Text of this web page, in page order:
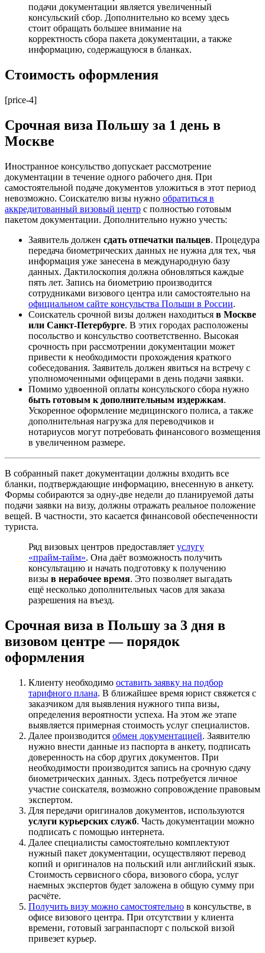
подачи документации является увеличенный
консульский сбор. Дополнительно ко всему здесь
стоит обращать большее внимание на
корректность сбора пакета документации, а также
информацию, содержащуюся в бланках.
Стоимость оформления
[price-4]
Срочная виза Польшу за 1 день в
Москве
Иностранное консульство допускает рассмотрение
документации в течение одного рабочего дня. При
самостоятельной подаче документов уложиться в этот период
невозможно. Соискателю визы нужно обратиться в
аккредитованный визовый центр с полностью готовым
пакетом документации. Дополнительно нужно учесть:
Заявитель должен сдать отпечатки пальцев. Процедура
передача биометрических данных не нужна для тех, чья
информация уже занесена в международную базу
данных. Дактилоскопия должна обновляться каждые
пять лет. Запись на биометрию производится
сотрудниками визового центра или самостоятельно на
официальном сайте консульства Польши в России.
Соискатель срочной визы должен находиться в Москве
или Санкт-Петербурге. В этих городах расположены
посольство и консульство соответственно. Высокая
срочность при рассмотрении документации может
привести к необходимости прохождения краткого
собеседования. Заявитель должен явиться на встречу с
уполномоченными офицерами в день подачи заявки.
Помимо удвоенной оплаты консульского сбора нужно
быть готовым к дополнительным издержкам.
Ускоренное оформление медицинского полиса, а также
дополнительная нагрузка для переводчиков и
нотариусов могут потребовать финансового возмещения
в увеличенном размере.
В собранный пакет документации должны входить все
бланки, подтверждающие информацию, внесенную в анкету.
Формы собираются за одну-две недели до планируемой даты
подачи заявки на визу, должны отражать реальное положение
вещей. В частности, это касается финансовой обеспеченности
туриста.
Ряд визовых центров предоставляет услугу
«прайм-тайм». Она даёт возможность получить
консультацию и начать подготовку к получению
визы в нерабочее время. Это позволяет выгадать
ещё несколько дополнительных часов для заказа
разрешения на въезд.
Срочная виза в Польшу за 3 дня в
визовом центре — порядок
оформления
Клиенту необходимо оставить заявку на подбор
тарифного плана. В ближайшее время юрист свяжется с
заказчиком для выявления нужного типа визы,
определения вероятности успеха. На этом же этапе
выявляется примерная стоимость услуг специалистов.
Далее производится обмен документацией. Заявителю
нужно внести данные из паспорта в анкету, подписать
доверенность на сбор других документов. При
необходимости производится запись на срочную сдачу
биометрических данных. Здесь потребуется личное
участие соискателя, возможно сопровождение правовым
экспертом.
Для передачи оригиналов документов, используются
услуги курьерских служб. Часть документации можно
подписать с помощью интернета.
Далее специалисты самостоятельно комплектуют
нужный пакет документации, осуществляют перевод
копий и оригиналов на польский или английский язык.
Стоимость сервисного сбора, визового сбора, услуг
наемных экспертов будет заложена в общую сумму при
расчёте.
Получить визу можно самостоятельно в консульстве, в
офисе визового центра. При отсутствии у клиента
времени, готовый загранпаспорт с польской визой
привезет курьер.